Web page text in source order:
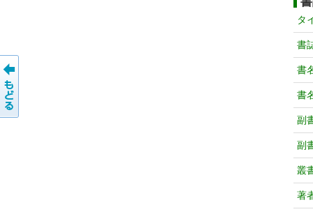
タ
書
書
書
副
副
叢
著